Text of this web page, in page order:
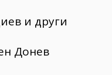
и други
Донев